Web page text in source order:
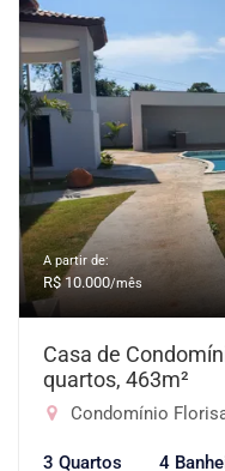
A partir de:
R$ 10.000/mês
Casa de
quartos, 463m²
Condomínio
3 Quartos 4